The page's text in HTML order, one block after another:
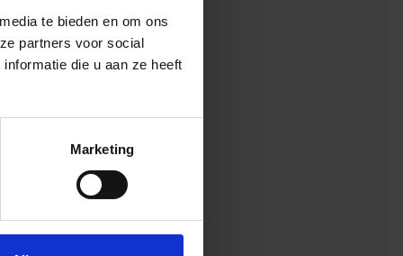
te bieden en om ons
partners voor social
die u aan ze heeft
Marketing
maken graag kennis!
(op basis van